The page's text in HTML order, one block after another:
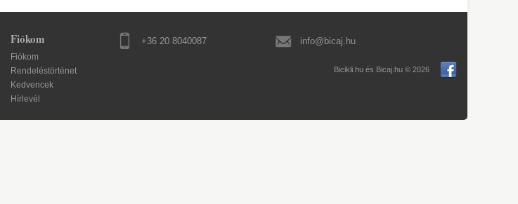
Fiókom
Fiókom
Rendeléstörténet
Kedvencek
Hírlevél
+36 20 8040087 info@bicaj.hu
Bicikli.hu és Bicaj.hu © 2026